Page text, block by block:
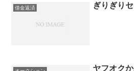
借金返済 ぎりぎり
ヤフオク